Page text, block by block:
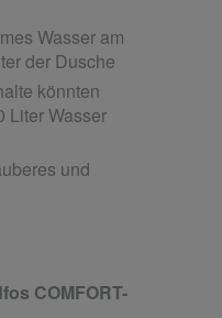
Wasser am
der Dusche
könnten
Liter Wasser
und
COMFORT-